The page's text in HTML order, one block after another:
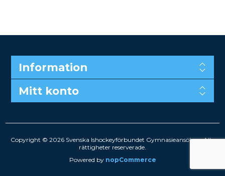
Information
Mitt konto
Copyright © 2026 Svenska Ishockeyförbundet Gymnasieansökan. Alla
rättigheter reserverade.
Powered by nopCommerce